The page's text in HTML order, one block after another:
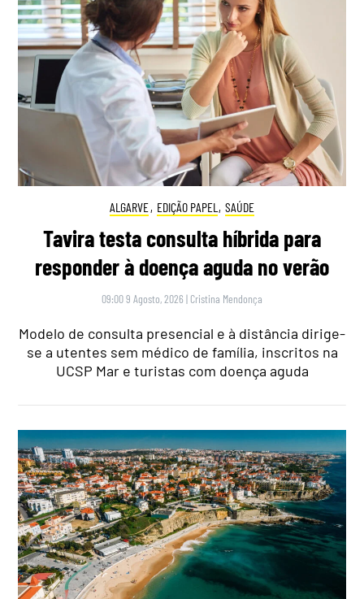
ALGARVE, EDIÇÃO PAPEL , SAÚDE
Tavira testa consulta híbrida para
responder à doença aguda no verão
09:00 9 Agosto, 2026 | Cristina Mendonça
Modelo de consulta presencial e à distância dirige-
se a utentes sem médico de família, inscritos na
UCSP Mar e turistas com doença aguda